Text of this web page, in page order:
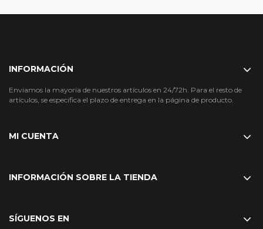
INFORMACIÓN
Enviamos la mayoría de nuestros artículos en 24/72h. Para el resto de
artículos, se especifica el plazo de entrega en la página de producto.
MI CUENTA
INFORMACIÓN SOBRE LA TIENDA
SÍGUENOS EN